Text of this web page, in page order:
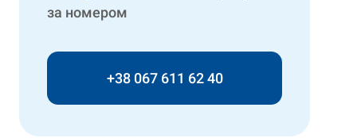
за номером
+38 067 611 62 40